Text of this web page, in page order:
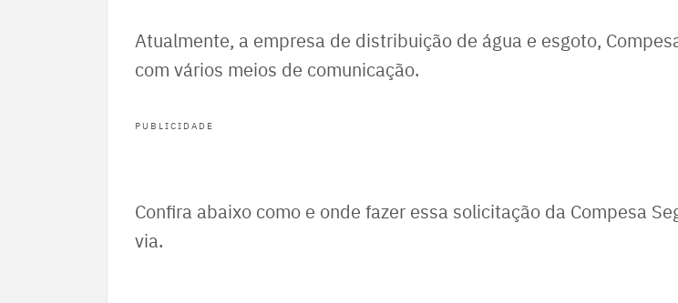
Atualmente, a empresa de distribuição de água e esgoto,
com vários meios de comunicação.
PUBLICIDADE
Confira abaixo como e onde fazer essa solicitação da Compesa
via.